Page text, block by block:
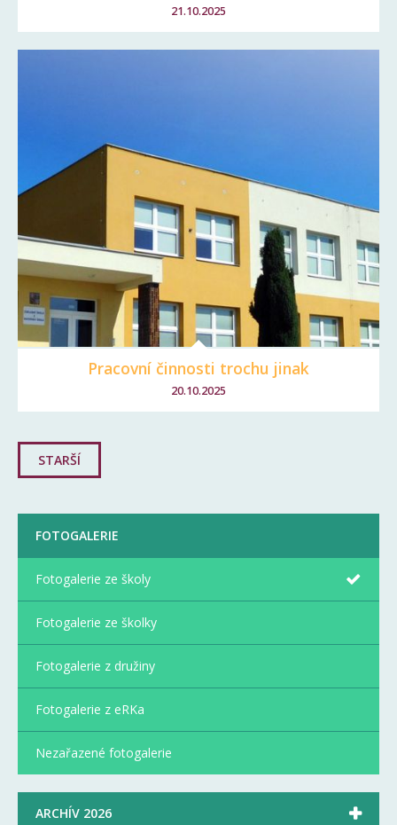
21.10.2025
Pracovní činnosti trochu jinak
20.10.2025
STARŠÍ
FOTOGALERIE
Fotogalerie ze školy
Fotogalerie ze školky
Fotogalerie z družiny
Fotogalerie z eRKa
Nezařazené fotogalerie
ARCHÍV 2026 